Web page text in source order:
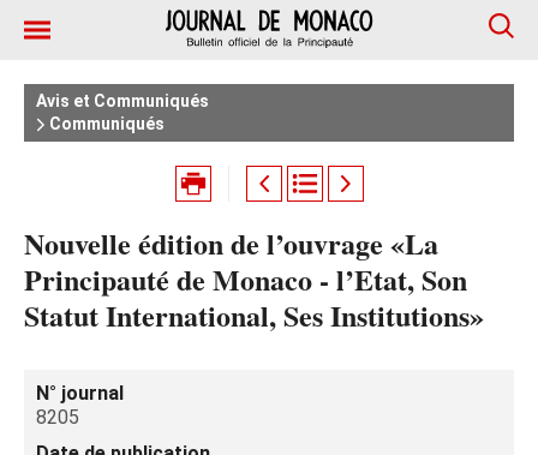
Avis et Communiqués
Communiqués
Nouvelle édition de l’ouvrage «La
Principauté de Monaco - l’Etat, Son
Statut International, Ses Institutions»
N° journal
8205